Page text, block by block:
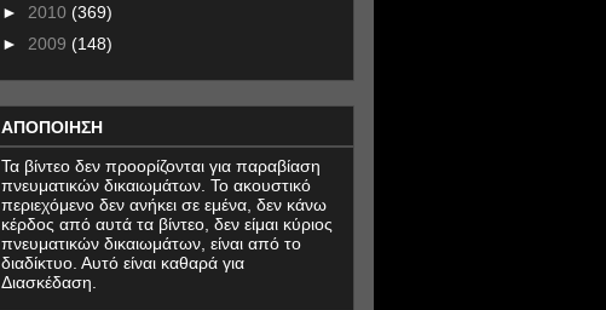
► 2010 (369)
► 2009 (148)
ΑΠΟΠΟΙΗΣΗ
Τα βίντεο δεν προορίζονται για παραβίαση
πνευματικών δικαιωμάτων. Το ακουστικό
περιεχόμενο δεν ανήκει σε εμένα, δεν κάνω
κέρδος από αυτά τα βίντεο, δεν είμαι κύριος
πνευματικών δικαιωμάτων, είναι από το
διαδίκτυο. Αυτό είναι καθαρά για
Διασκέδαση.